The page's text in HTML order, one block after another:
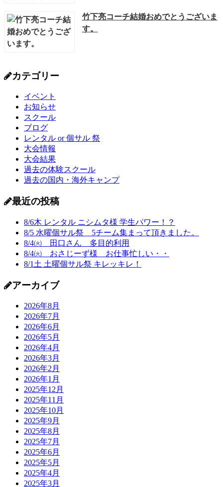
竹下亮コーチ結婚おめでとうございま
す。
カテゴリー
イベント
お知らせ
スクール
ブログ
レンタル or 個サル 祭
大会情報
大会結果
過去の体験スクール
過去の国内・海外キャンプ
最近の投稿
8/6木 レンタル ニシムタ様 学生パワー！？
8/5 水曜個サル祭 5チーム集まって頂きました。
8/4㈫ 田口さん 多目的利用
8/4㈫ おさじーず様 お仕事忙しい・・
8/1土 土曜個サル祭 キレッキレ！
アーカイブ
2026年8月
2026年7月
2026年6月
2026年5月
2026年4月
2026年3月
2026年2月
2026年1月
2025年12月
2025年11月
2025年10月
2025年9月
2025年8月
2025年7月
2025年6月
2025年5月
2025年4月
2025年3月